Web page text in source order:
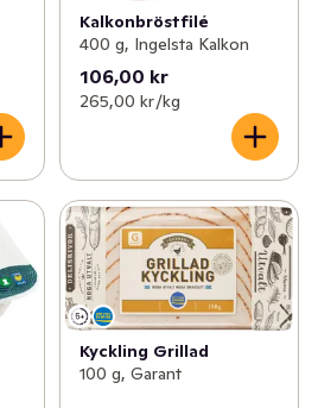
Kalkonbröstfilé
400 g, Ingelsta Kalkon
106,00 kr
265,00 kr /kg
Kyckling Grillad
100 g, Garant